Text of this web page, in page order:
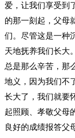
爱，让我们享受到
的那一刻起，父母
们。尽管这是一种
天地抚养我们长大
总是那么辛苦，那
地义，因为我们不
长大了，我们就要
起照顾、孝敬父母
良好的成绩报答父